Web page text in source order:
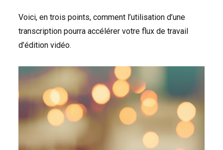
Voici, en trois points, comment l’utilisation d’une
transcription pourra accélérer votre flux de travail
d’édition vidéo.